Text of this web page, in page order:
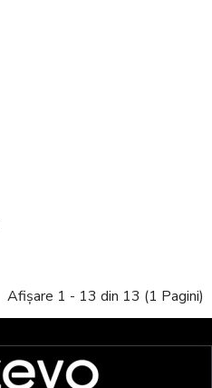
Afișare 1 - 13 din 13 (1 Pagini)